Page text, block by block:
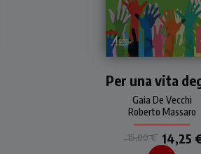
critica della
infinita" in cui gli
evidenziano nuove
promuovere e
dignità di ogni uomo e
Gaia De Vecchi
Roberto Massaro
Per una vita
15,00 € 14,25